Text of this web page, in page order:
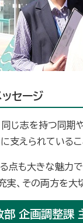
セージ
じ志を持つ同期
支えられている
点も大きな魅力
実、その両方を
企画調整課